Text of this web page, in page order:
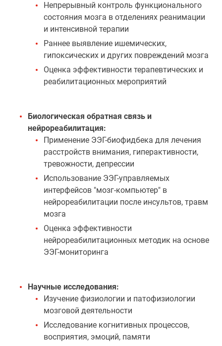
Непрерывный контроль функционального
состояния мозга в отделениях реанимации
и интенсивной терапии
Раннее выявление ишемических,
гипоксических и других повреждений мозга
Оценка эффективности терапевтических и
реабилитационных мероприятий
Биологическая обратная связь и
нейрореабилитация:
Применение ЭЭГ-биофидбека для лечения
расстройств внимания, гиперактивности,
тревожности, депрессии
Использование ЭЭГ-управляемых
интерфейсов "мозг-компьютер" в
нейрореабилитации после инсультов, травм
мозга
Оценка эффективности
нейрореабилитационных методик на основе
ЭЭГ-мониторинга
Научные исследования:
Изучение физиологии и патофизиологии
мозговой деятельности
Исследование когнитивных процессов,
восприятия, эмоций, памяти